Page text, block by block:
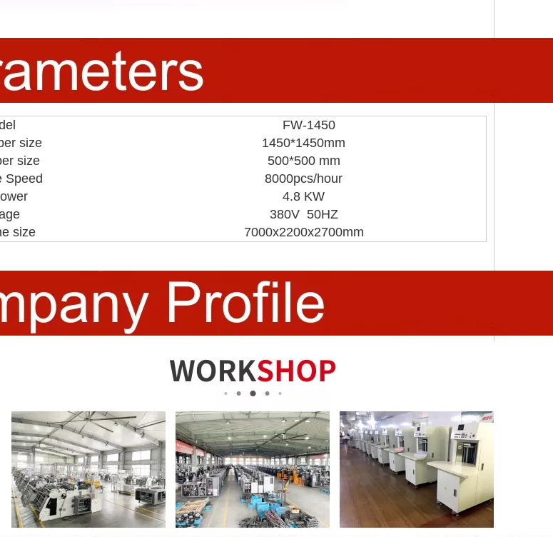
FW-1450
size
1450*1450mm
size
500*500 mm
Speed
8000pcs/hour
4.8 KW
380V 50HZ
size
7000x2200x2700mm